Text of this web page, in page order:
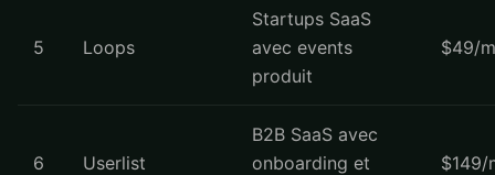
5 Loops
Startups SaaS
avec events
produit
$49/
6 Userlist
B2B SaaS avec
onboarding et
$149/